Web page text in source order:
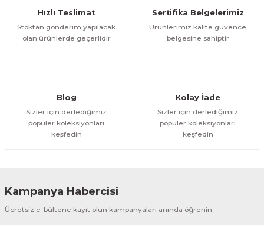
Bu ürüne benzer farklı alternatifler olmalı.
Hızlı Teslimat
Stoktan gönderim yapılacak
olan ürünlerde geçerlidir
Sertifika Belgelerimiz
Ürünlerimiz kalite güvence
belgesine sahiptir
Blog
Sizler için derlediğimiz
popüler koleksiyonları
keşfedin
Kolay İade
Sizler için derlediğimiz
popüler koleksiyonları
keşfedin
Kampanya Habercisi
Ücretsiz e-bültene kayıt olun kampanyaları anında öğrenin.